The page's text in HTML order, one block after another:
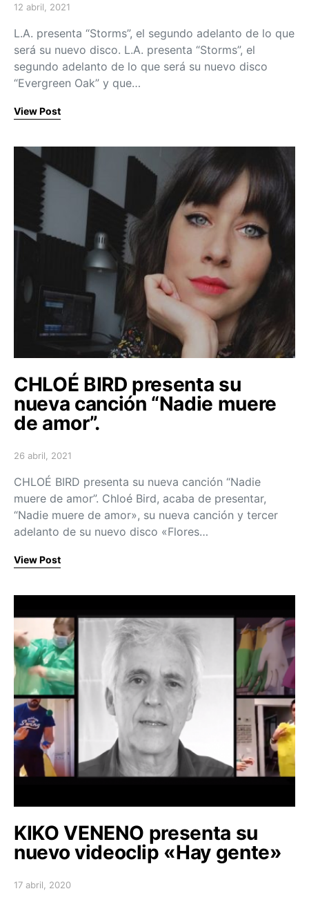
Posted on
12 abril, 2021
L.A. presenta “Storms”, el segundo adelanto de lo que
será su nuevo disco. L.A. presenta “Storms”, el
segundo adelanto de lo que será su nuevo disco
“Evergreen Oak” y que…
View Post
CHLOÉ BIRD presenta su
nueva canción “Nadie muere
de amor”.
Posted on
26 abril, 2021
CHLOÉ BIRD presenta su nueva canción “Nadie
muere de amor”. Chloé Bird, acaba de presentar,
“Nadie muere de amor», su nueva canción y tercer
adelanto de su nuevo disco «Flores…
View Post
KIKO VENENO presenta su
nuevo videoclip «Hay gente»
Posted on
17 abril, 2020